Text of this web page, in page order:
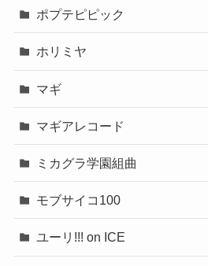
ポプテピピック
ホリミヤ
マギ
マギアレコード
ミカグラ学園組曲
モブサイコ100
ユーリ!!! on ICE